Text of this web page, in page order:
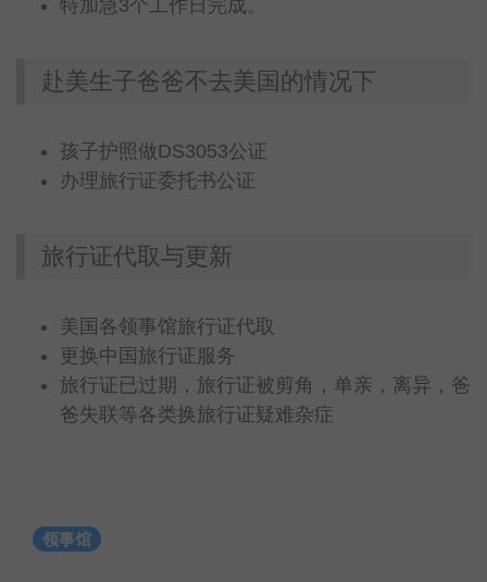
特加急3个工作日完成。
赴美生子爸爸不去美国的情况下
孩子护照做DS3053公证
办理旅行证委托书公证
旅行证代取与更新
美国各领事馆旅行证代取
更换中国旅行证服务
旅行证已过期，旅行证被剪角，单亲，离异，爸
爸失联等各类换旅行证疑难杂症
领事馆